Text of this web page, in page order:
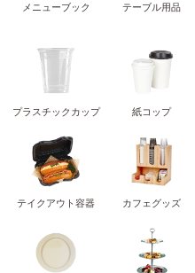
メニューブック テーブル用品
プラスチックカップ 紙コップ
テイクアウト容器 カフェグッズ